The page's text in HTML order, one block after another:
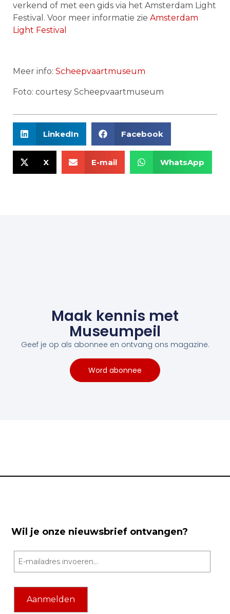
verkend of met een gids via het Amsterdam Light
Festival. Voor meer informatie zie Amsterdam
Light Festival
Meer info: Scheepvaartmuseum
Foto: courtesy Scheepvaartmuseum
LinkedIn Facebook
X E-mail WhatsApp
Maak kennis met
Museumpeil
Geef je op als abonnee en ontvang ons magazine.
Word abonnee
Wil je onze nieuwsbrief ontvangen?